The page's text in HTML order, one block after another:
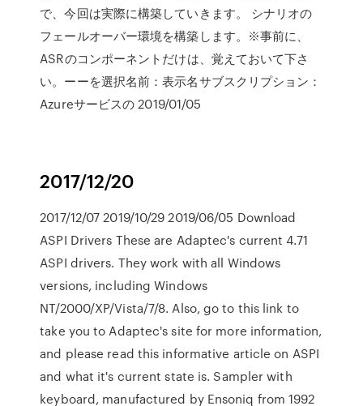
で、今回は実際に構築していきます。 シナリオの
フェールオーバー環境を構築します。※事前に、
ASRのコンポーネントだけは、覚えておいて下さ
い。ーーを選択名前：表示名サブスクリプション：
Azureサービスの 2019/01/05
2017/12/20
2017/12/07 2019/10/29 2019/06/05 Download
ASPI Drivers These are Adaptec's current 4.71
ASPI drivers. They work with all Windows
versions, including Windows
NT/2000/XP/Vista/7/8. Also, go to this link to
take you to Adaptec's site for more information,
and please read this informative article on ASPI
and what it's current state is. Sampler with
keyboard, manufactured by Ensoniq from 1992